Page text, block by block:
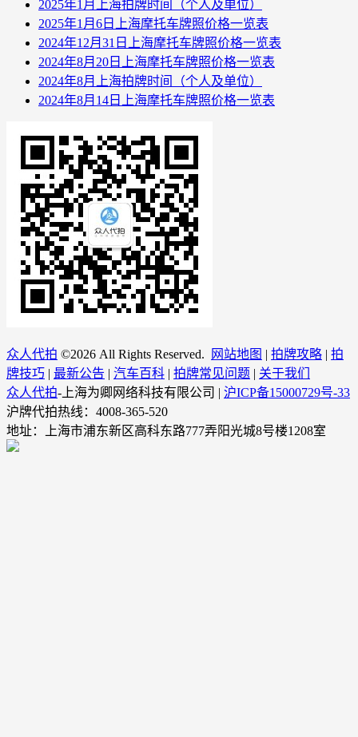
2025年1月上海拍牌时间（个人及单位）
2025年1月6日上海摩托车牌照价格一览表
2024年12月31日上海摩托车牌照价格一览表
2024年8月20日上海摩托车牌照价格一览表
2024年8月上海拍牌时间（个人及单位）
2024年8月14日上海摩托车牌照价格一览表
众人代拍 ©2026 All Rights Reserved. 网站地图 | 拍牌攻略 | 拍
牌技巧 | 最新公告 | 汽车百科 | 拍牌常见问题 | 关于我们
众人代拍-上海为卿网络科技有限公司 | 沪ICP备15000729号-33
沪牌代拍热线：4008-365-520
地址：上海市浦东新区高科东路777弄阳光城8号楼1208室